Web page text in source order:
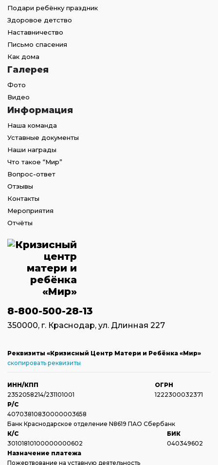
Подари ребёнку праздник
Здоровое детство
Наставничество
Письмо спасения
Как дома
Галерея
Фото
Видео
Информация
Наша команда
Уставные документы
Наши награды
Что такое “Мир”
Вопрос-ответ
Отзывы
Контакты
Мероприятия
Отчёты
8-800-500-28-13
350000, г. Краснодар, ул. Длинная 227
Реквизиты «Кризисный Центр Матери и Ребёнка «Мир»
скопировать реквизиты
ИНН/КПП
2352058214/231101001
ОГРН
1222300032371
Р/С
40703810830000003658
Банк Краснодарское отделение N8619 ПАО Сбербанк
К/С
30101810100000000602
БИК
040349602
Назначение платежа
Пожертвование на уставную деятельность